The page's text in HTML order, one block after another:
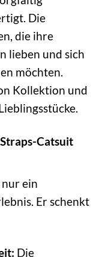
Die
die ihre
lieben und sich
möchten.
Kollektion und
Catsuit
ein
Er schenkt
Die